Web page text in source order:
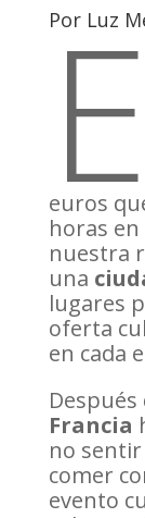
Por Luz
euros
horas
nuestra
una
lugares
oferta
en cada
Francia
no
comer
evento